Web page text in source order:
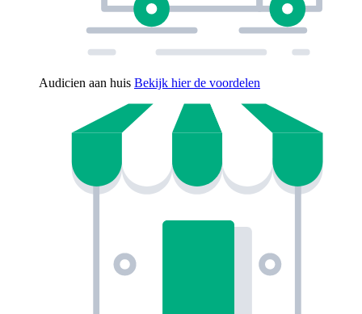
Audicien aan huis Bekijk hier de voordelen